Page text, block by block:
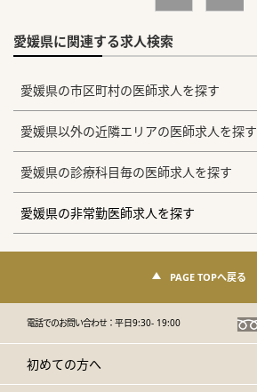
愛媛県に関連する求人検索
愛媛県の市区町村の医師求人を探す
愛媛県以外の近隣エリアの医師求人を探す
愛媛県の診療科目毎の医師求人を探す
愛媛県の非常勤医師求人を探す
PAGE TOPへ戻る
電話でのお問い合わせ：平日9:30- 19:00
初めての方へ